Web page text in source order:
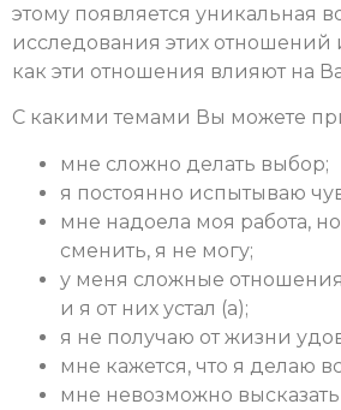
этому появляется уникальная
исследования этих отношений
как эти отношения влияют на
С какими темами Вы можете
мне сложно делать выбор;
я постоянно испытываю
мне надоела моя работа,
сменить, я не могу;
у меня сложные
и я от них устал (а);
я не получаю от жизни
мне кажется, что я делаю
мне невозможно